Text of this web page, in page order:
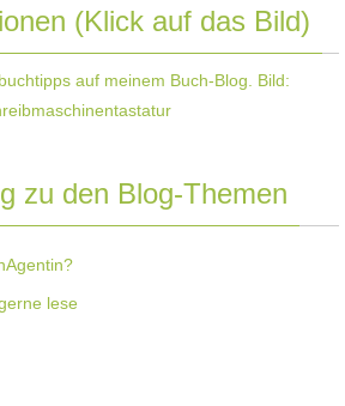
(Klick auf das Bild)
zu den Blog-Themen
lese